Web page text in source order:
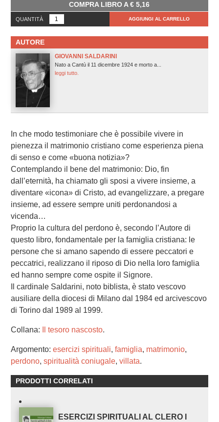
COMPRA LIBRO A€ 5,16
QUANTITÀ AGGIUNGI AL CARRELLO
AUTORE
GIOVANNI SALDARINI
Nato a Cantù il 11 dicembre 1924 e morto a...
leggi tutto.
In che modo testimoniare che è possibile vivere in
pienezza il matrimonio cristiano come esperienza piena
di senso e come «buona notizia»?
Contemplando il bene del matrimonio: Dio, fin
dall’eternità, ha chiamato gli sposi a vivere insieme, a
diventare «icona» di Cristo, ad evangelizzare, a pregare
insieme, ad essere sempre uniti perdonandosi a
vicenda…
Proprio la cultura del perdono è, secondo l’Autore di
questo libro, fondamentale per la famiglia cristiana: le
persone che si amano sapendo di essere peccatori e
peccatrici, realizzano il riposo di Dio nella loro famiglia
ed hanno sempre come ospite il Signore.
Il cardinale Saldarini, noto biblista, è stato vescovo
ausiliare della diocesi di Milano dal 1984 ed arcivescovo
di Torino dal 1989 al 1999.
Collana: Il tesoro nascosto.
Argomento: esercizi spirituali, famiglia, matrimonio,
perdono, spiritualità coniugale, villata.
PRODOTTI CORRELATI
ESERCIZI SPIRITUALI AL CLERO I